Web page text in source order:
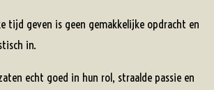
tijd geven is geen gemakkelijke opdracht en
in.
echt goed in hun rol, straalde passie en